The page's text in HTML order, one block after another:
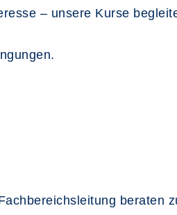
– unsere Kurse
beraten